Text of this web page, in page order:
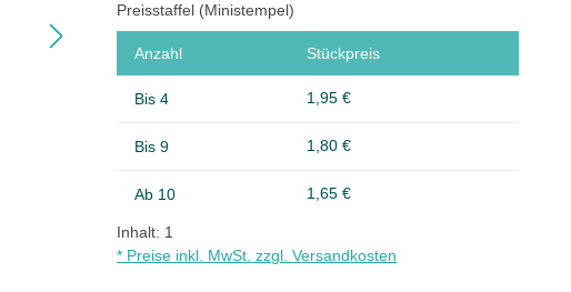
Preisstaffel (Ministempel)
Anzahl Stückpreis
Bis4 1,95 €
Bis9 1,80 €
Ab 10 1,65 €
Inhalt: 1
* Preise inkl. MwSt. zzgl. Versandkosten